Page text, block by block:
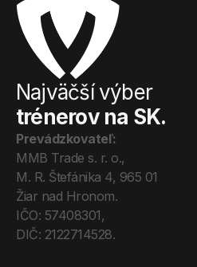
Najväčší výber
trénerov na SK.
Prevádzkovateľ:
MMB Trade s. r. o.,
M. R. Štefánika 4, 965 01
Žiar nad Hronom.
IČO: 57408301,
DIČ: 2122714528.